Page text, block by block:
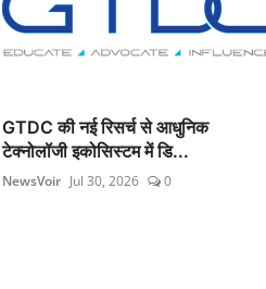
GTDC की नई रिसर्च से आधुनिक
टेक्नोलॉजी इकोसिस्टम में डि...
NewsVoir Jul 30, 2026 0